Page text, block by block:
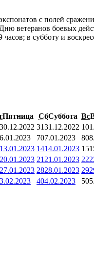
ветеранов боевых
в субботу и
Пятница СбСуббота Вс
30.12.2022 3131.12.2022 1
707.01.2023 8
13.01.2023 1414.01.2023 15
20.01.2023 21 21.01.2023 22
27.01.2023 2828.01.2023 29
404.02.2023 5